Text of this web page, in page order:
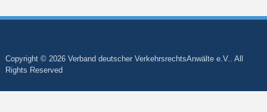
Copyright © 2026 Verband deutscher VerkehrsrechtsAnwälte e.V.. All
Rights Reserved